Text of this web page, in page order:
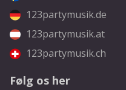
123partymusik.de
123partymusik.at
123partymusik.ch
Følg os her